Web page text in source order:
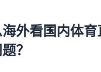
外看国内体育
？